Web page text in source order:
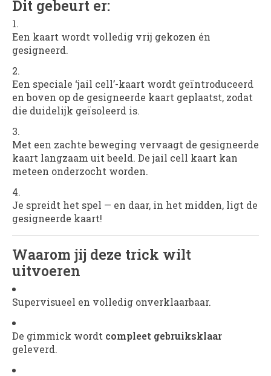
Dit gebeurt er:
Een kaart wordt volledig vrij gekozen én
gesigneerd.
Een speciale ‘jail cell’-kaart wordt geïntroduceerd
en boven op de gesigneerde kaart geplaatst, zodat
die duidelijk geïsoleerd is.
Met een zachte beweging vervaagt de gesigneerde
kaart langzaam uit beeld. De jail cell kaart kan
meteen onderzocht worden.
Je spreidt het spel — en daar, in het midden, ligt de
gesigneerde kaart!
Waarom jij deze trick wilt
uitvoeren
Supervisueel en volledig onverklaarbaar.
De gimmick wordt compleet gebruiksklaar
geleverd.